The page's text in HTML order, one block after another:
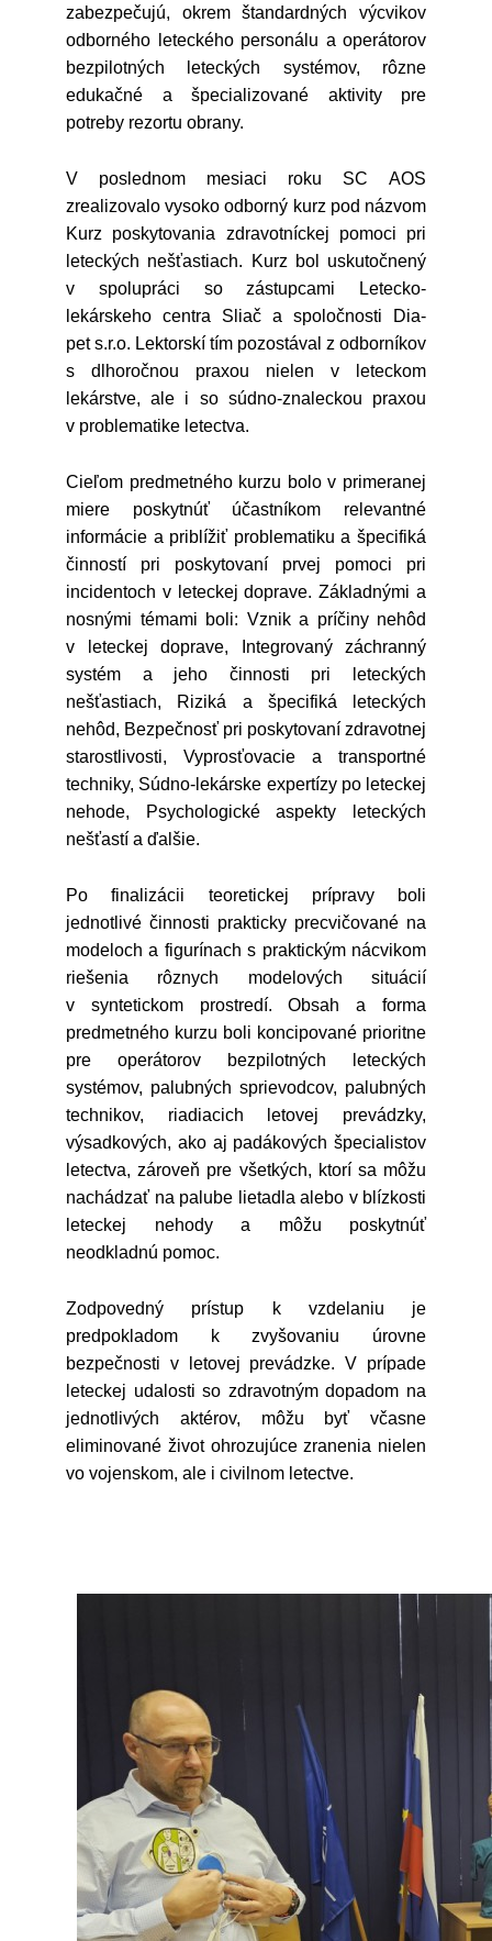
zabezpečujú, okrem štandardných výcvikov
odborného leteckého personálu a operátorov
bezpilotných leteckých systémov, rôzne
edukačné a špecializované aktivity pre
potreby rezortu obrany.
V poslednom mesiaci roku SC AOS
zrealizovalo vysoko odborný kurz pod názvom
Kurz poskytovania zdravotníckej pomoci pri
leteckých nešťastiach. Kurz bol uskutočnený
v spolupráci so zástupcami Letecko-
lekárskeho centra Sliač a spoločnosti Dia-
pet s.r.o. Lektorskí tím pozostával z odborníkov
s dlhoročnou praxou nielen v leteckom
lekárstve, ale i so súdno-znaleckou praxou
v problematike letectva.
Cieľom predmetného kurzu bolo v primeranej
miere poskytnúť účastníkom relevantné
informácie a priblížiť problematiku a špecifiká
činností pri poskytovaní prvej pomoci pri
incidentoch v leteckej doprave. Základnými a
nosnými témami boli: Vznik a príčiny nehôd
v leteckej doprave, Integrovaný záchranný
systém a jeho činnosti pri leteckých
nešťastiach, Riziká a špecifiká leteckých
nehôd, Bezpečnosť pri poskytovaní zdravotnej
starostlivosti, Vyprosťovacie a transportné
techniky, Súdno-lekárske expertízy po leteckej
nehode, Psychologické aspekty leteckých
nešťastí a ďalšie.
Po finalizácii teoretickej prípravy boli
jednotlivé činnosti prakticky precvičované na
modeloch a figurínach s praktickým nácvikom
riešenia rôznych modelových situácií
v syntetickom prostredí. Obsah a forma
predmetného kurzu boli koncipované prioritne
pre operátorov bezpilotných leteckých
systémov, palubných sprievodcov, palubných
technikov, riadiacich letovej prevádzky,
výsadkových, ako aj padákových špecialistov
letectva, zároveň pre všetkých, ktorí sa môžu
nachádzať na palube lietadla alebo v blízkosti
leteckej nehody a môžu poskytnúť
neodkladnú pomoc.
Zodpovedný prístup k vzdelaniu je
predpokladom k zvyšovaniu úrovne
bezpečnosti v letovej prevádzke. V prípade
leteckej udalosti so zdravotným dopadom na
jednotlivých aktérov, môžu byť včasne
eliminované život ohrozujúce zranenia nielen
vo vojenskom, ale i civilnom letectve.